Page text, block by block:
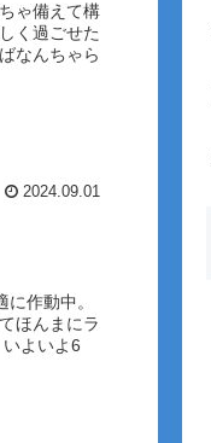
ゃ備えて構
く過ごせた
なんちゃら
2024.09.01
作動中。
ほんまにラ
よいよ6